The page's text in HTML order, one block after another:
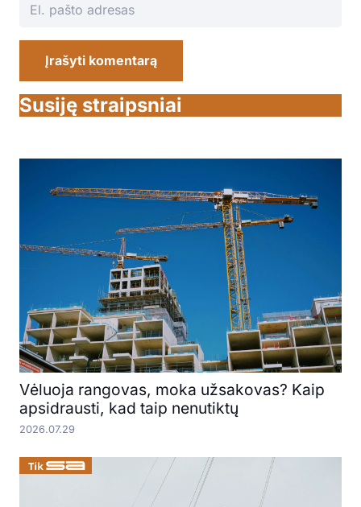
Įrašyti komentarą
Susiję straipsniai
Vėluoja rangovas, moka užsakovas? Kaip
apsidrausti, kad taip nenutiktų
2026.07.29